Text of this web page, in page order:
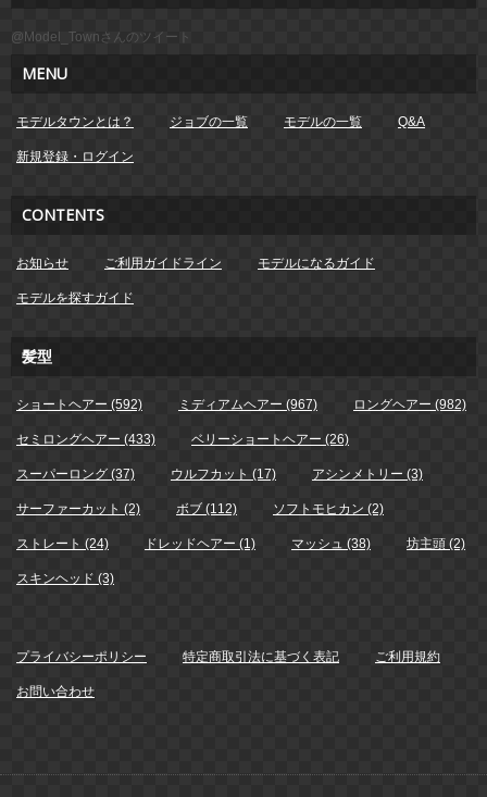
@Model_Townさんのツイート
MENU
モデルタウンとは？ ジョブの一覧 モデルの一覧 Q&A
新規登録・ログイン
CONTENTS
お知らせ ご利用ガイドライン モデルになるガイド
モデルを探すガイド
髪型
ショートヘアー (592) ミディアムヘアー (967) ロングヘアー (982)
セミロングヘアー (433) ベリーショートヘアー (26)
スーパーロング (37) ウルフカット (17) アシンメトリー (3)
サーファーカット (2) ボブ (112) ソフトモヒカン (2)
ストレート (24) ドレッドヘアー (1) マッシュ (38) 坊主頭 (2)
スキンヘッド (3)
プライバシーポリシー 特定商取引法に基づく表記 ご利用規約
お問い合わせ